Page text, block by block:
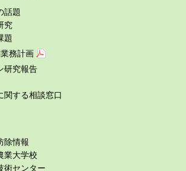
話題
究
題
務計画
研究報告
関する相談窓⼝
除情報
業⼤学校
術センター